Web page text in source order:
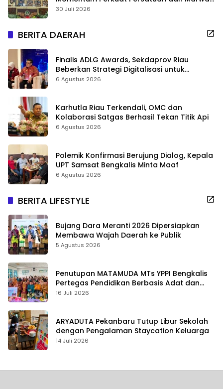
Negeri
30 Juli 2026
BERITA DAERAH
Finalis ADLG Awards, Sekdaprov Riau
Beberkan Strategi Digitalisasi untuk
Tingkatkan Layanan Publik
6 Agustus 2026
Karhutla Riau Terkendali, OMC dan
Kolaborasi Satgas Berhasil Tekan Titik Api
6 Agustus 2026
Polemik Konfirmasi Berujung Dialog, Kepala
UPT Samsat Bengkalis Minta Maaf
6 Agustus 2026
BERITA LIFESTYLE
Bujang Dara Meranti 2026 Dipersiapkan
Membawa Wajah Daerah ke Publik
5 Agustus 2026
Penutupan MATAMUDA MTs YPPI Bengkalis
Pertegas Pendidikan Berbasis Adat dan
Karakter
16 Juli 2026
ARYADUTA Pekanbaru Tutup Libur Sekolah
dengan Pengalaman Staycation Keluarga
14 Juli 2026